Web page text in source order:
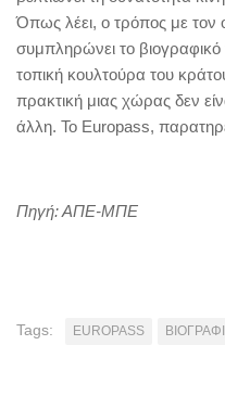
Όπως λέει, ο τρόπος με τον
συμπληρώνει το
τοπική κουλτούρα του
πρακτική μιας χώρας δεν
άλλη. Το Europass,
Πηγή: ΑΠΕ-ΜΠΕ
Tags: EUROPASS